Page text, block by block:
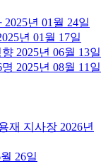
2025년 01월 24일
년 01월 17일
2025년 06월 13일
2025년 08월 11일
재 지사장 2026년
26일